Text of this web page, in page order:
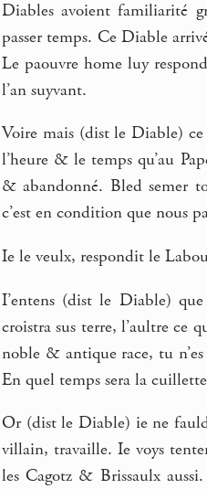
Diables avoient familiarité
passer temps. Ce Diable
Le paouvre home luy
l’an suyvant.
Voire mais (dist le Diable)
l’heure & le temps qu’au
& abandonné. Bled semer
c’est en condition que nous
Ie le veulx, respondit le
I’entens (dist le Diable)
croistra sus terre, l’aultre ce
noble & antique race, tu
En quel temps sera la
Or (dist le Diable) ie ne
villain, travaille. Ie voys
les Cagotz & Brissaulx